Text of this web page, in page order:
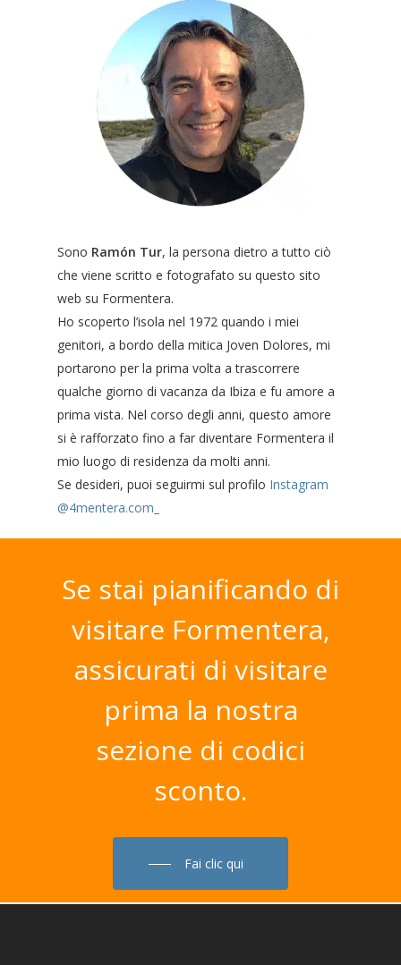
Sono Ramón Tur, la persona dietro a tutto ciò
che viene scritto e fotografato su questo sito
web su Formentera.
Ho scoperto l’isola nel 1972 quando i miei
genitori, a bordo della mitica Joven Dolores, mi
portarono per la prima volta a trascorrere
qualche giorno di vacanza da Ibiza e fu amore a
prima vista. Nel corso degli anni, questo amore
si è rafforzato fino a far diventare Formentera il
mio luogo di residenza da molti anni.
Se desideri, puoi seguirmi sul profilo Instagram
@4mentera.com_
Se stai pianificando di
visitare Formentera,
assicurati di visitare
prima la nostra
sezione di codici
sconto.
Fai clic qui